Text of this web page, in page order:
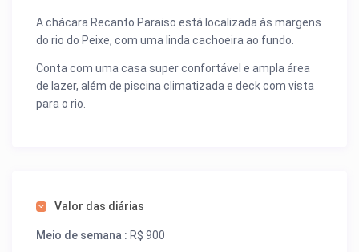
A chácara Recanto Paraiso está localizada às margens
do rio do Peixe, com uma linda cachoeira ao fundo.
Conta com uma casa super confortável e ampla área
de lazer, além de piscina climatizada e deck com vista
para o rio.
Valor das diárias
Meio de semana : R$ 900